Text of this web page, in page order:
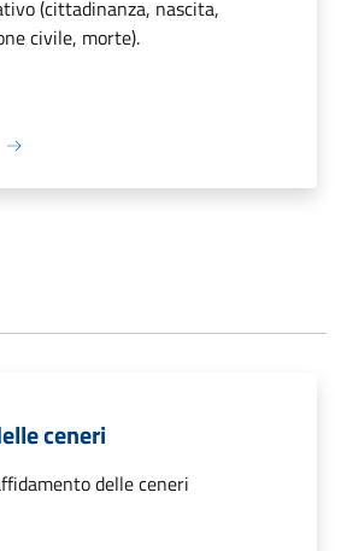
(cittadinanza, nascita,
civile, morte).
ceneri
delle ceneri